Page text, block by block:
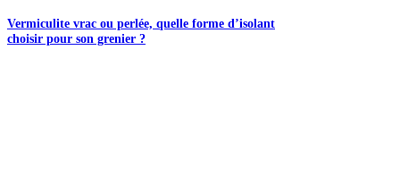
Vermiculite vrac ou perlée, quelle forme d’isolant
choisir pour son grenier ?